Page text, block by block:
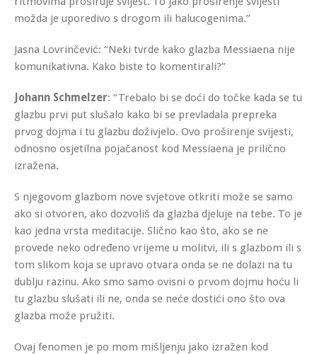
možda je uporedivo s drogom ili halucogenima.”
Jasna Lovrinčević: “Neki tvrde kako glazba Messiaena nije
komunikativna. Kako biste to komentirali?”
Johann Schmelzer: “Trebalo bi se doći do točke kada se tu
glazbu prvi put slušalo kako bi se prevladala prepreka
prvog dojma i tu glazbu doživjelo. Ovo proširenje svijesti,
odnosno osjetilna pojačanost kod Messiaena je prilično
izražena.
S njegovom glazbom nove svjetove otkriti može se samo
ako si otvoren, ako dozvoliš da glazba djeluje na tebe. To je
kao jedna vrsta meditacije. Slično kao što, ako se ne
provede neko određeno vrijeme u molitvi, ili s glazbom ili s
tom slikom koja se upravo otvara onda se ne dolazi na tu
dublju razinu. Ako smo samo ovisni o prvom dojmu hoću li
tu glazbu slušati ili ne, onda se neće dostići ono što ova
glazba može pružiti.
Ovaj fenomen je po mom mišljenju jako izražen kod